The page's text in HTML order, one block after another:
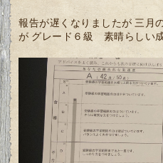
報告が遅くなりましたが 三月
が グレード６級 素晴らしい